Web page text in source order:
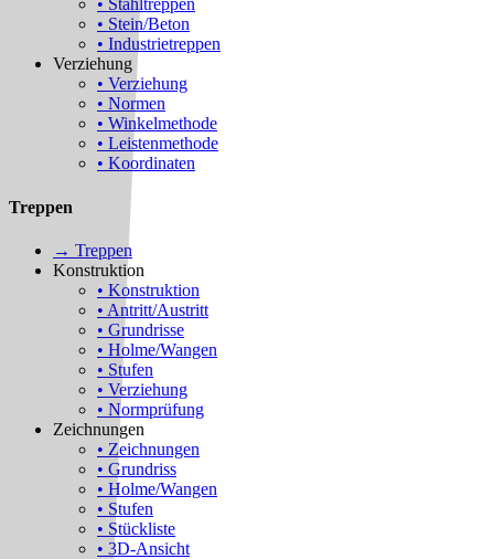
• Stahltreppen
• Stein/Beton
• Industrietreppen
Verziehung
• Verziehung
• Normen
• Winkelmethode
• Leistenmethode
• Koordinaten
Treppen
→ Treppen
Konstruktion
• Konstruktion
• Antritt/Austritt
• Grundrisse
• Holme/Wangen
• Stufen
• Verziehung
• Normprüfung
Zeichnungen
• Zeichnungen
• Grundriss
• Holme/Wangen
• Stufen
• Stückliste
• 3D-Ansicht